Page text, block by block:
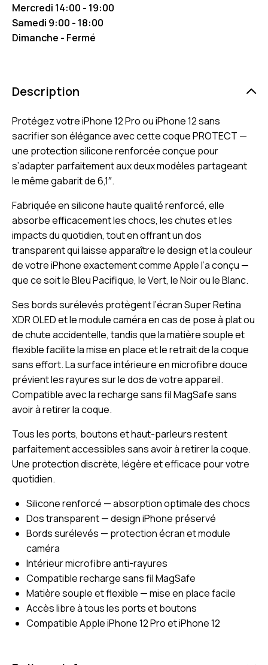
Mercredi 14:00 - 19:00
Samedi 9:00 - 18:00
Dimanche - Fermé
Description
Protégez votre iPhone 12 Pro ou iPhone 12 sans
sacrifier son élégance avec cette coque PROTECT —
une protection silicone renforcée conçue pour
s’adapter parfaitement aux deux modèles partageant
le même gabarit de 6,1″.
Fabriquée en silicone haute qualité renforcé, elle
absorbe efficacement les chocs, les chutes et les
impacts du quotidien, tout en offrant un dos
transparent qui laisse apparaître le design et la couleur
de votre iPhone exactement comme Apple l’a conçu —
que ce soit le Bleu Pacifique, le Vert, le Noir ou le Blanc.
Ses bords surélevés protègent l’écran Super Retina
XDR OLED et le module caméra en cas de pose à plat ou
de chute accidentelle, tandis que la matière souple et
flexible facilite la mise en place et le retrait de la coque
sans effort. La surface intérieure en microfibre douce
prévient les rayures sur le dos de votre appareil.
Compatible avec la recharge sans fil MagSafe sans
avoir à retirer la coque.
Tous les ports, boutons et haut-parleurs restent
parfaitement accessibles sans avoir à retirer la coque.
Une protection discrète, légère et efficace pour votre
quotidien.
Silicone renforcé — absorption optimale des chocs
Dos transparent — design iPhone préservé
Bords surélevés — protection écran et module
caméra
Intérieur microfibre anti-rayures
Compatible recharge sans fil MagSafe
Matière souple et flexible — mise en place facile
Accès libre à tous les ports et boutons
Compatible Apple iPhone 12 Pro et iPhone 12